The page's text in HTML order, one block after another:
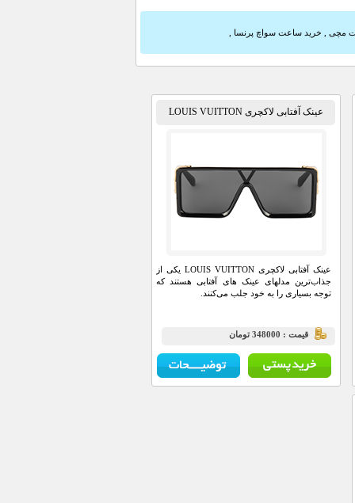
مچی خرید ساعت سواچ پرنسا
عینک آفتابی لاکچری LOUIS VUITTON
عینک آفتابی لاکچری LOUIS VUITTON یکی از
جذاب‌ترین مدلهای عینک های آفتابی هستند که
توجه بسیاری را به خود جلب می‌کنند.
قيمت : 348000 تومان